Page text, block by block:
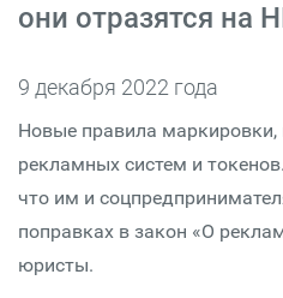
они отразятся на
9 декабря 2022 года
Новые правила маркировки,
рекламных систем и
что им и
поправках в закон «О
юристы.